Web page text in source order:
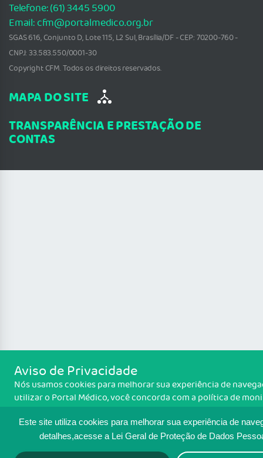
Este site utiliza cookies para melhorar sua experiência de
detalhes,acesse a Lei Geral de Proteção de Dados
Telefone: (61) 3445 5900
Email: cfm@portalmedico.org.br
SGAS 616, Conjunto D, Lote 115, L2 Sul, Brasília/DF - CEP: 70200-760 -
CNPJ: 33.583.550/0001-30
Copyright CFM. Todos os direitos reservados.
MAPA DO SITE
TRANSPARÊNCIA E PRESTAÇÃO DE
CONTAS
Aviso de Privacidade
Nós usamos cookies para melhorar sua experiência de
utilizar o Portal Médico, você concorda com a política de
cookies. Se você concorda, clique em ACEITO.